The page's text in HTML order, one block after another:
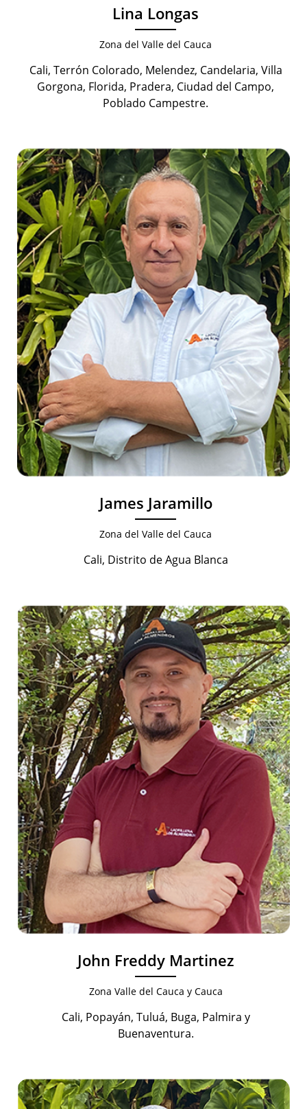
Lina Longas
Zona del Valle del Cauca
Cali, Terrón Colorado, Melendez, Candelaria, Villa
Gorgona, Florida, Pradera, Ciudad del Campo,
Poblado Campestre.
James Jaramillo
Zona del Valle del Cauca
Cali, Distrito de Agua Blanca
John Freddy Martinez
Zona Valle del Cauca y Cauca
Cali, Popayán, Tuluá, Buga, Palmira y
Buenaventura.